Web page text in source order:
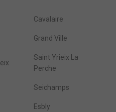
Cavalaire
Grand Ville
Saint Yrieix La
Perche
Seichamps
Esbly